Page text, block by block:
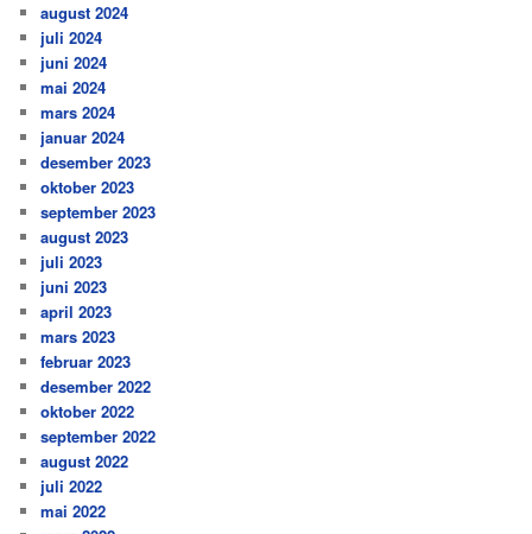
august 2024
juli 2024
juni 2024
mai 2024
mars 2024
januar 2024
desember 2023
oktober 2023
september 2023
august 2023
juli 2023
juni 2023
april 2023
mars 2023
februar 2023
desember 2022
oktober 2022
september 2022
august 2022
juli 2022
mai 2022